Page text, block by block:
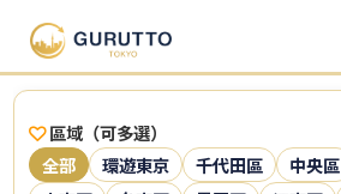
區域（可多選）
全部
環遊東京 千代田區 中央區